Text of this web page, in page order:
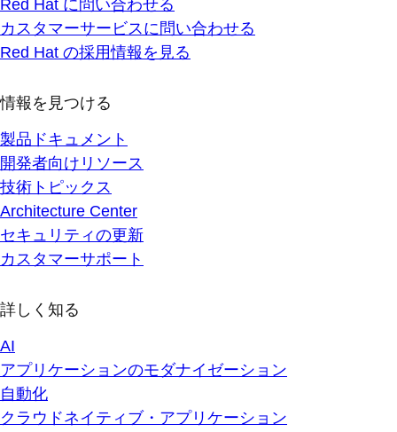
Red Hat に問い合わせる
カスタマーサービスに問い合わせる
Red Hat の採用情報を見る
情報を見つける
製品ドキュメント
開発者向けリソース
技術トピックス
Architecture Center
セキュリティの更新
カスタマーサポート
詳しく知る
AI
アプリケーションのモダナイゼーション
自動化
クラウドネイティブ・アプリケーション